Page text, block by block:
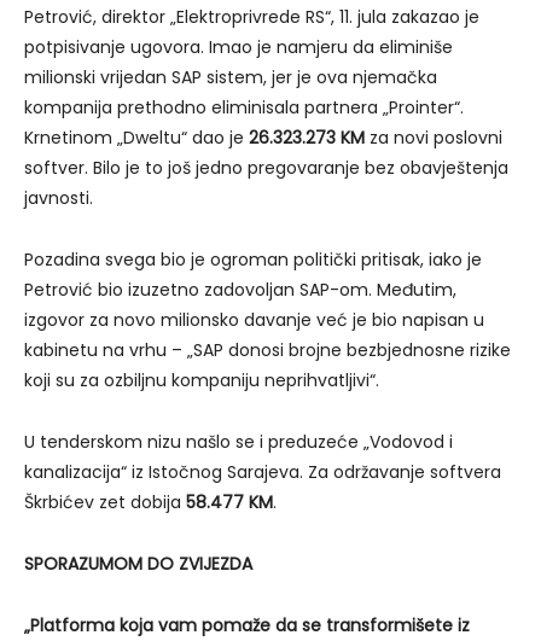
Petrović, direktor „Elektroprivrede RS“, 11. jula zakazao je
potpisivanje ugovora. Imao je namjeru da eliminiše
milionski vrijedan SAP sistem, jer je ova njemačka
kompanija prethodno eliminisala partnera „Prointer“.
Krnetinom „Dweltu“ dao je 26.323.273 KM za novi poslovni
softver. Bilo je to još jedno pregovaranje bez obavještenja
javnosti.
Pozadina svega bio je ogroman politički pritisak, iako je
Petrović bio izuzetno zadovoljan SAP-om. Međutim,
izgovor za novo milionsko davanje već je bio napisan u
kabinetu na vrhu – „SAP donosi brojne bezbjednosne rizike
koji su za ozbiljnu kompaniju neprihvatljivi“.
U tenderskom nizu našlo se i preduzeće „Vodovod i
kanalizacija“ iz Istočnog Sarajeva. Za održavanje softvera
Škrbićev zet dobija 58.477 KM.
SPORAZUMOM DO ZVIJEZDA
„Platforma koja vam pomaže da se transformišete iz